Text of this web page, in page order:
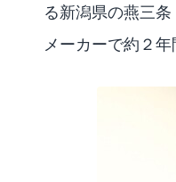
る新潟県の燕三
メーカーで約２